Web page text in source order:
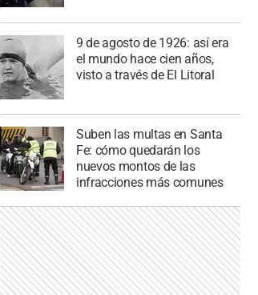
9 de agosto de 1926: así era
el mundo hace cien años,
visto a través de El Litoral
Suben las multas en Santa
Fe: cómo quedarán los
nuevos montos de las
infracciones más comunes